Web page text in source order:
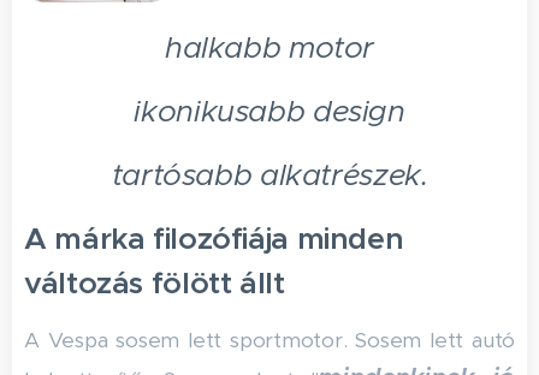
halkabb motor
ikonikusabb design
tartósabb alkatrészek.
A márka filozófiája minden
változás fölött állt
A Vespa sosem lett sportmotor. Sosem lett autó